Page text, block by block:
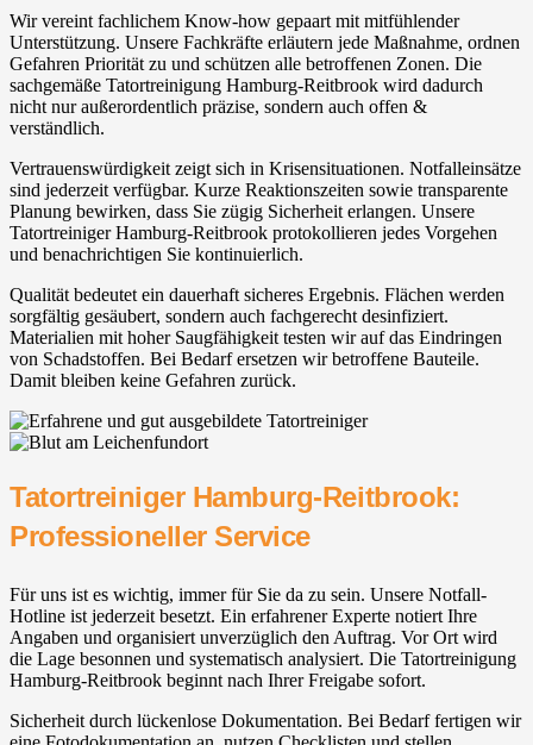
Wir vereint fachlichem Know-how gepaart mit mitfühlender
Unterstützung. Unsere Fachkräfte erläutern jede Maßnahme, ordnen
Gefahren Priorität zu und schützen alle betroffenen Zonen. Die
sachgemäße Tatortreinigung Hamburg-Reitbrook wird dadurch
nicht nur außerordentlich präzise, sondern auch offen &
verständlich.
Vertrauenswürdigkeit zeigt sich in Krisensituationen. Notfalleinsätze
sind jederzeit verfügbar. Kurze Reaktionszeiten sowie transparente
Planung bewirken, dass Sie zügig Sicherheit erlangen. Unsere
Tatortreiniger Hamburg-Reitbrook protokollieren jedes Vorgehen
und benachrichtigen Sie kontinuierlich.
Qualität bedeutet ein dauerhaft sicheres Ergebnis. Flächen werden
sorgfältig gesäubert, sondern auch fachgerecht desinfiziert.
Materialien mit hoher Saugfähigkeit testen wir auf das Eindringen
von Schadstoffen. Bei Bedarf ersetzen wir betroffene Bauteile.
Damit bleiben keine Gefahren zurück.
Tatortreiniger Hamburg-Reitbrook:
Professioneller Service
Für uns ist es wichtig, immer für Sie da zu sein. Unsere Notfall-
Hotline ist jederzeit besetzt. Ein erfahrener Experte notiert Ihre
Angaben und organisiert unverzüglich den Auftrag. Vor Ort wird
die Lage besonnen und systematisch analysiert. Die Tatortreinigung
Hamburg-Reitbrook beginnt nach Ihrer Freigabe sofort.
Sicherheit durch lückenlose Dokumentation. Bei Bedarf fertigen wir